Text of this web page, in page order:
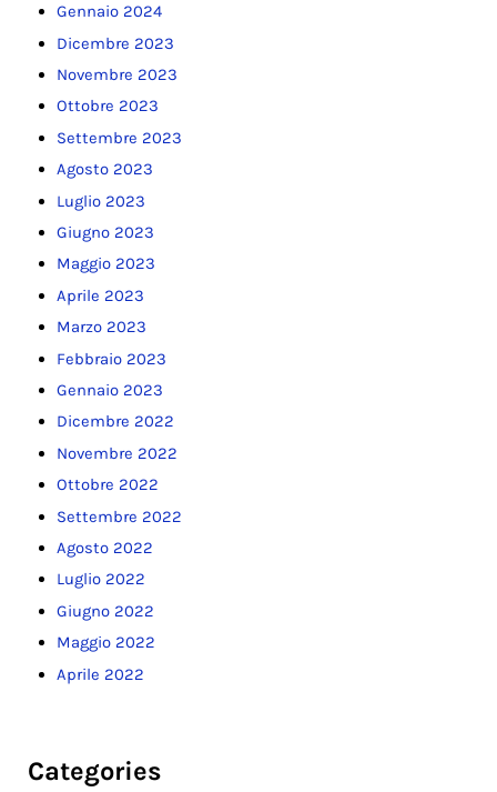
Gennaio 2024
Dicembre 2023
Novembre 2023
Ottobre 2023
Settembre 2023
Agosto 2023
Luglio 2023
Giugno 2023
Maggio 2023
Aprile 2023
Marzo 2023
Febbraio 2023
Gennaio 2023
Dicembre 2022
Novembre 2022
Ottobre 2022
Settembre 2022
Agosto 2022
Luglio 2022
Giugno 2022
Maggio 2022
Aprile 2022
Categories